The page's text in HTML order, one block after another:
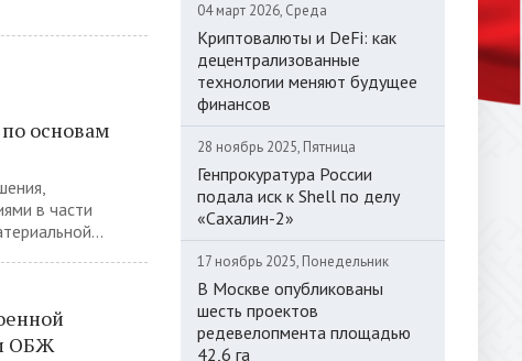
основам
в части
ОБЖ
04 март 2026, Среда
Криптовалюты и DeFi: как
децентрализованные
технологии меняют будущее
финансов
28 ноябрь 2025, Пятница
Генпрокуратура России
подала иск к Shell по делу
«Сахалин-2»
17 ноябрь 2025, Понедельник
В Москве опубликованы
шесть проектов
редевелопмента площадью
42,6 га